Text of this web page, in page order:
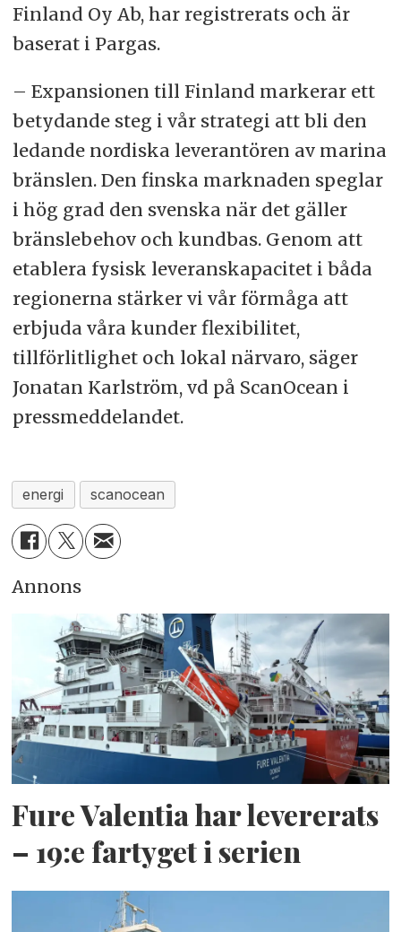
Finland Oy Ab, har registrerats och är
baserat i Pargas.
– Expansionen till Finland markerar ett
betydande steg i vår strategi att bli den
ledande nordiska leverantören av marina
bränslen. Den finska marknaden speglar
i hög grad den svenska när det gäller
bränslebehov och kundbas. Genom att
etablera fysisk leveranskapacitet i båda
regionerna stärker vi vår förmåga att
erbjuda våra kunder flexibilitet,
tillförlitlighet och lokal närvaro, säger
Jonatan Karlström, vd på ScanOcean i
pressmeddelandet.
energi scanocean
Annons
Fure Valentia har levererats
– 19:e fartyget i serien